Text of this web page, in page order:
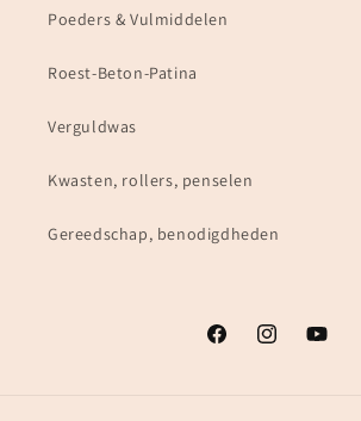
Poeders & Vulmiddelen
Roest-Beton-Patina
Verguldwas
Kwasten, rollers, penselen
Gereedschap, benodigdheden
FacebookInstagramYouTube